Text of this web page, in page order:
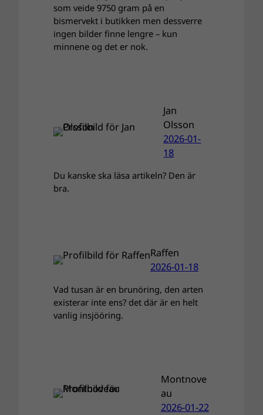
som veide 9750 gram på en
bismervekt i butikken men dessverre
ingen bilder finne lengre – kun
minnene og det er nok.
Jan
Olsson
2026-01-
18
Du kanske ska läsa artikeln? Den är
bra.
Raffen
2026-01-18
Vad tusan är en brunöring, den arten
existerar inte ens? det där är en helt
vanlig insjööring.
Montnove
au
2026-01-22